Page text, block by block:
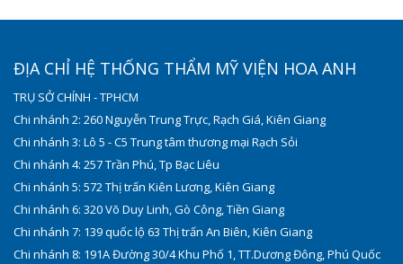
ĐỊA CHỈ HỆ THỐNG THẨM MỸ VIỆN HOA ANH
TRỤ SỞ CHÍNH - TPHCM
Chi nhánh 2: 260 Nguyễn Trung Trực, Rạch Giá, Kiên Giang
Chi nhánh 3: Lô 5 - C5 Trung tâm thương mại Rạch Sỏi
Chi nhánh 4: 257 Trần Phú, Tp Bạc Liêu
Chi nhánh 5: 572 Thị trấn Kiên Lương, Kiên Giang
Chi nhánh 6: 320 Võ Duy Linh, Gò Công, Tiền Giang
Chi nhánh 7: 139 quốc lộ 63 Thị trấn An Biên, Kiên Giang
Chi nhánh 8: 191A Đường 30/4 Khu Phố 1, TT.Dương Đông, Phú Quốc